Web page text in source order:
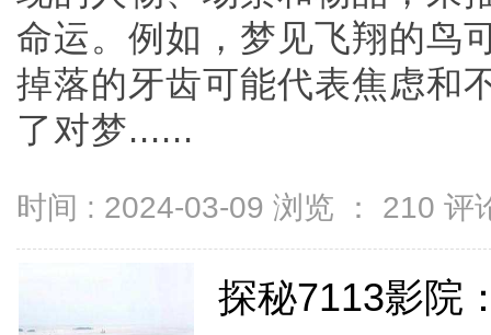
命运。例如，梦见飞翔的鸟
掉落的牙齿可能代表焦虑和
了对梦......
时间 : 2024-03-09 浏览 ： 210 评
探秘7113影院